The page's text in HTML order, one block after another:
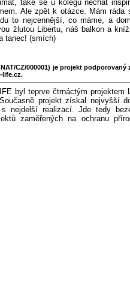
také se u kolegů nechat
Ale zpět k otázce. Mám ráda
to nejcennější, co máme, a
žlutou Libertu, náš balkon a
tanec! (smích)
NAT/CZ/000001) je projekt
life.cz.
byl teprve čtrnáctým projektem
projekt získal nejvyšší
nejdelší realizací. Jde tedy
zaměřených na ochranu